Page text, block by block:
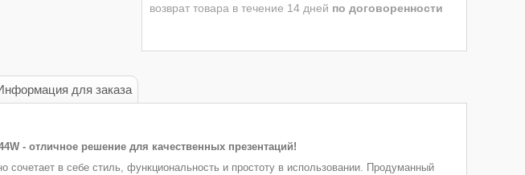
возврат товара в течение 14 дней по договоренности
для заказа
- отличное решение для качественных презентаций!
сочетает в себе стиль, функциональность и простоту в использовании. Продуманный